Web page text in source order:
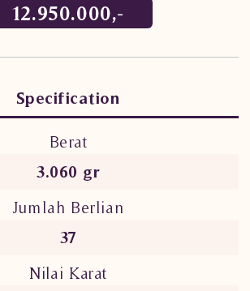
12.950.000,-
Specification
Berat
3.060 gr
Jumlah Berlian
37
Nilai Karat